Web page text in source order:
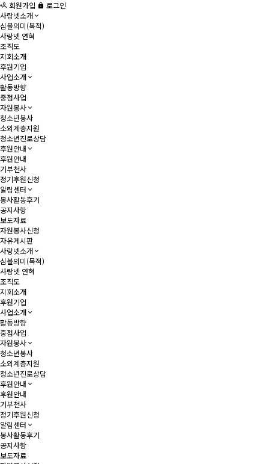
회원가입
로그인
사랑넷소개
심볼의미(목적)
사랑넷 연혁
조직도
지회소개
후원기업
사업소개
활동방향
중점사업
자원봉사
청소년봉사
소외계층지원
청소년진로상담
후원안내
후원안내
기부천사
정기후원신청
알림센터
봉사활동후기
공지사항
보도자료
자원봉사신청
자유게시판
사랑넷소개
심볼의미(목적)
사랑넷 연혁
조직도
지회소개
후원기업
사업소개
활동방향
중점사업
자원봉사
청소년봉사
소외계층지원
청소년진로상담
후원안내
후원안내
기부천사
정기후원신청
알림센터
봉사활동후기
공지사항
보도자료